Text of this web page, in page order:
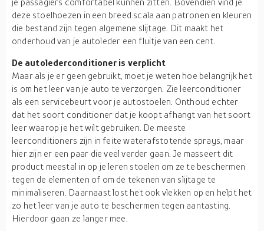
deze stoelhoezen in een breed scala aan patronen en kleuren
die bestand zijn tegen algemene slijtage. Dit maakt het
onderhoud van je autoleder een fluitje van een cent.
De autolederconditioner is verplicht
Maar als je er geen gebruikt, moet je weten hoe belangrijk het
is om het leer van je auto te verzorgen. Zie leerconditioner
als een servicebeurt voor je autostoelen. Onthoud echter
dat het soort conditioner dat je koopt afhangt van het soort
leer waarop je het wilt gebruiken. De meeste
leerconditioners zijn in feite waterafstotende sprays, maar
hier zijn er een paar die veel verder gaan. Je masseert dit
product meestal in op je leren stoelen om ze te beschermen
tegen de elementen of om de tekenen van slijtage te
minimaliseren. Daarnaast lost het ook vlekken op en helpt het
zo het leer van je auto te beschermen tegen aantasting.
Hierdoor gaan ze langer mee.